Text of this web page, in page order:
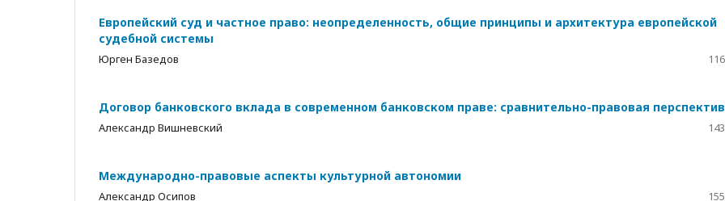
Европейский суд и частное право: неопределенность, общие принципы и архитектура европейской
судебной системы
Юрген Базедов
Договор банковского вклада в современном банковском праве: сравнительно-правовая
Александр Вишневский
Международно-правовые аспекты культурной автономии
Александр Осипов